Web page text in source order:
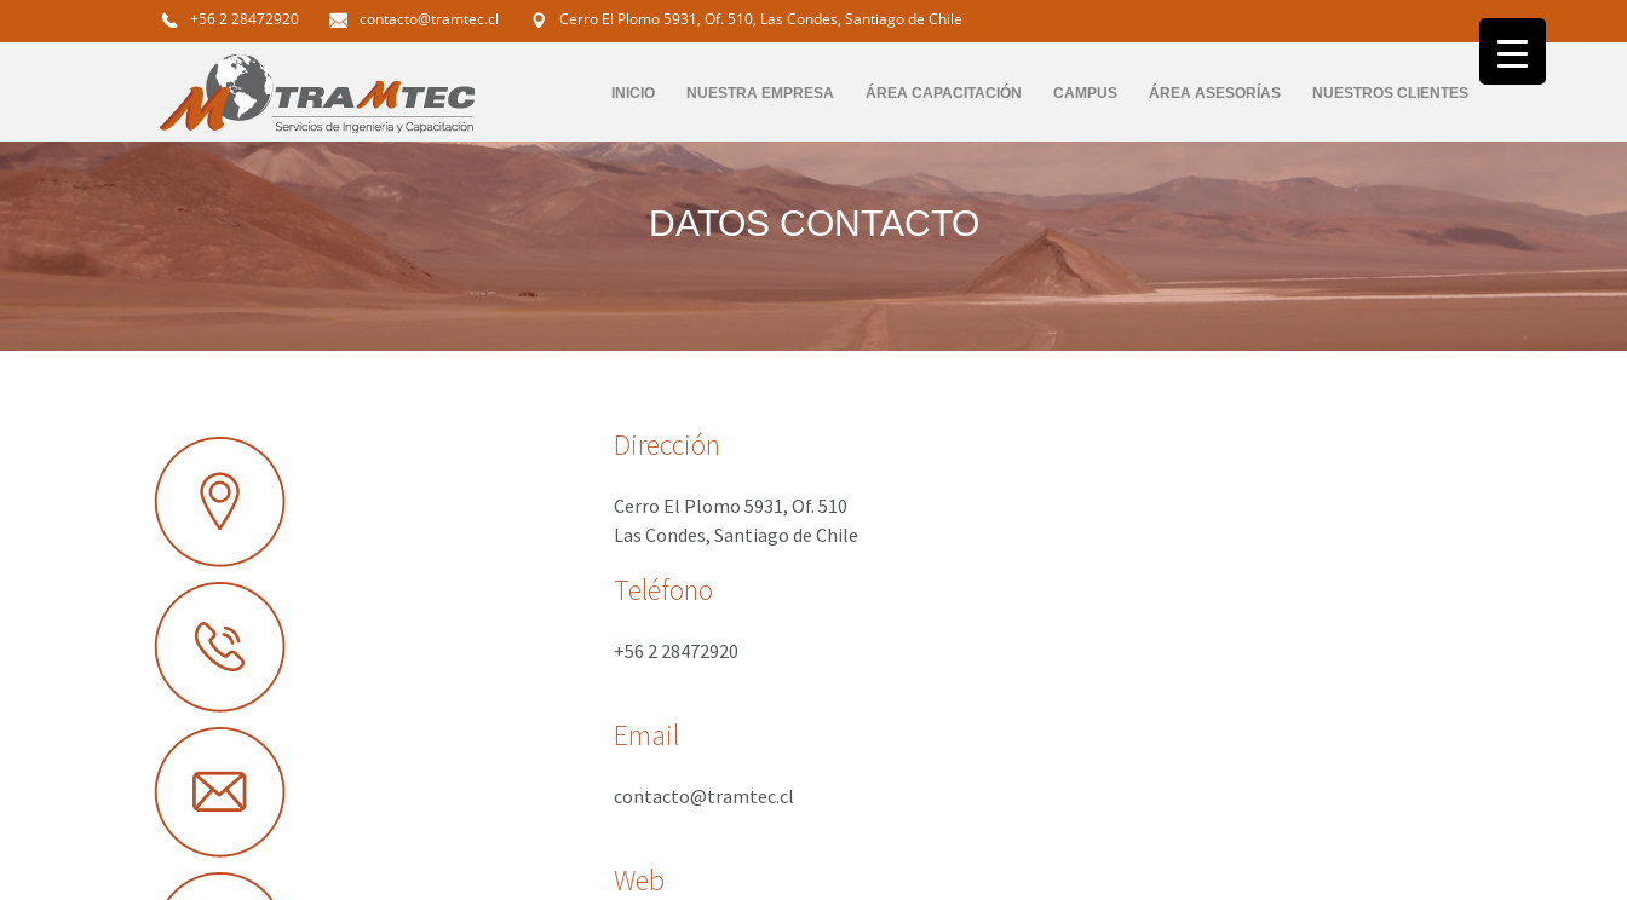
+56 2 28472920 contacto@tramtec.cl
Cerro El Plomo 5931, Of. 510, Las Condes, Santiago de Chile
al
INICIO NUESTRA EMPRESA ÁREA CAPACITACIÓN CAMPUS ÁREA ASESORÍAS NUESTROS CLIENTES
DATOS CONTACTO
Dirección
Cerro El Plomo 5931, Of. 510
Las Condes, Santiago de Chile
Teléfono
+56 2 28472920
Email
contacto@tramtec.cl
Web